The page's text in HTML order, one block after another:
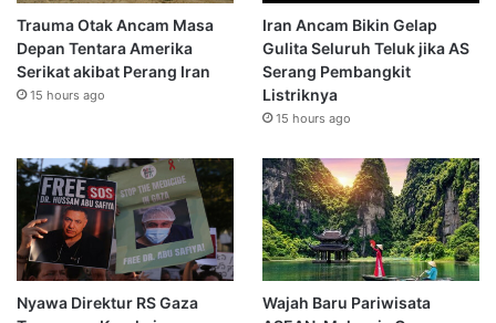
Trauma Otak Ancam Masa
Depan Tentara Amerika
Serikat akibat Perang Iran
15 hours ago
Iran Ancam Bikin Gelap
Gulita Seluruh Teluk jika AS
Serang Pembangkit
Listriknya
15 hours ago
Nyawa Direktur RS Gaza
Wajah Baru Pariwisata